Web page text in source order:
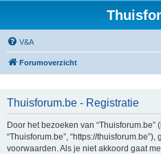
V&A
Forumoverzicht
Thuisforum.be - Registratie
Door het bezoeken van “Thuisforum.be”
“Thuisforum.be”, “https://
voorwaarden. Als je niet akkoord gaat